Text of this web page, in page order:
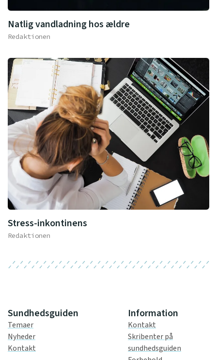
Natlig vandladning hos ældre
Redaktionen
Stress-inkontinens
Redaktionen
Sundhedsguiden
Temaer
Nyheder
Kontakt
Information
Kontakt
Skribenter på
sundhedsguiden